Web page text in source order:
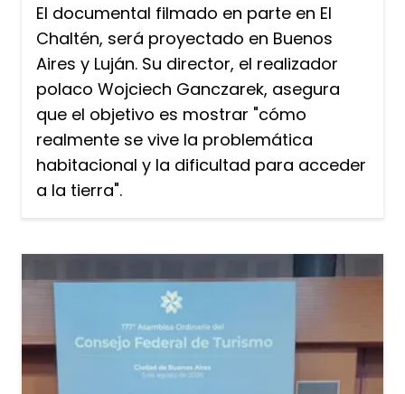
El documental filmado en parte en El
Chaltén, será proyectado en Buenos
Aires y Luján. Su director, el realizador
polaco Wojciech Ganczarek, asegura
que el objetivo es mostrar "cómo
realmente se vive la problemática
habitacional y la dificultad para acceder
a la tierra".